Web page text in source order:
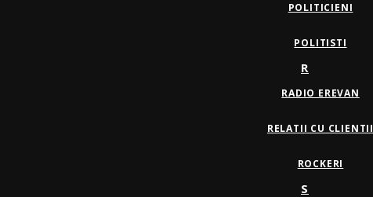
POLITICIENI
POLITISTI
R
RADIO EREVAN
RELATII CU CLIENTII
ROCKERI
S